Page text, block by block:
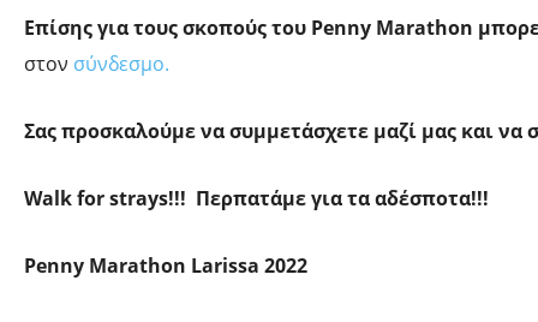
Επίσηςγια τους σκοπούς του Penny Marathon
στον σύνδεσμο.
Σας προσκαλούμε να συμμετάσχετε μαζί μας και να
Walkforstrays!!! Περπατάμε για τα αδέσποτα!!!
Penny Marathon Larissa 2022